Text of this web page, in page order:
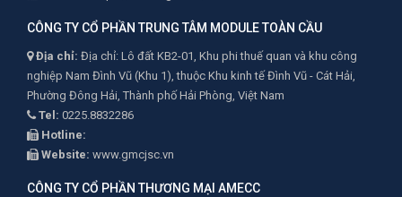
CÔNG TY CỔ PHẦN TRUNG TÂM MODULE TOÀN CẦU
Địa chỉ: Địa chỉ: Lô đất KB2-01, Khu phi thuế quan và khu công
nghiệp Nam Đình Vũ (Khu 1), thuộc Khu kinh tế Đình Vũ - Cát Hải,
Phường Đông Hải, Thành phố Hải Phòng, Việt Nam
Tel: 0225.8832286
Hotline:
Website: www.gmcjsc.vn
CÔNG TY CỔ PHẦN THƯƠNG MẠI AMECC